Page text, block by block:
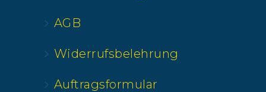
AGB
Widerrufsbelehrung
Auftragsformular